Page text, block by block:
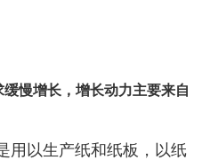
缓慢增长，增长动力主要来自
用以生产纸和纸板，以纸